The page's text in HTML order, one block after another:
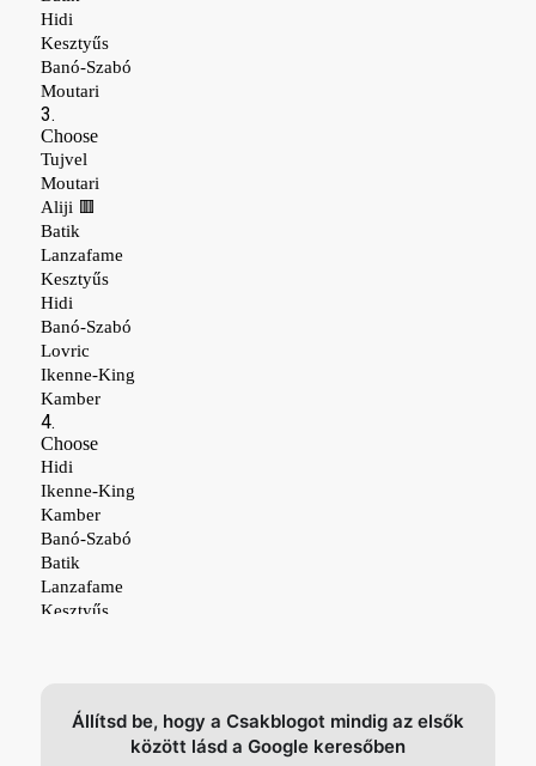
Állítsd be, hogy a Csakblogot mindig az elsők
között lásd a Google keresőben